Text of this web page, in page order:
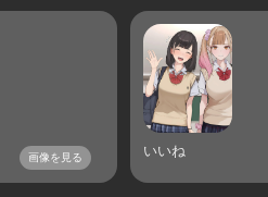
画像を見る いいね